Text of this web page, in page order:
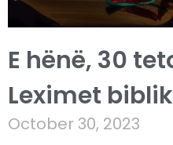
E hënë, 30
Leximet
October 30, 2023